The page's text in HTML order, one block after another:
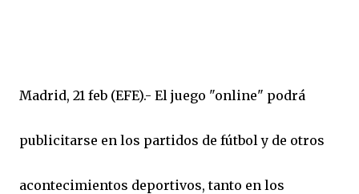
Madrid, 21 feb (EFE).- El juego "online" podrá
publicitarse en los partidos de fútbol y de otros
acontecimientos deportivos, tanto en los